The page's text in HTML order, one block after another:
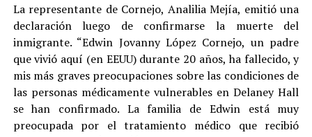
La representante de Cornejo, Analilia Mejía, emitió una
declaración luego de confirmarse la muerte del
inmigrante. “Edwin Jovanny López Cornejo, un padre
que vivió aquí (en EEUU) durante 20 años, ha fallecido, y
mis más graves preocupaciones sobre las condiciones de
las personas médicamente vulnerables en Delaney Hall
se han confirmado. La familia de Edwin está muy
preocupada por el tratamiento médico que recibió